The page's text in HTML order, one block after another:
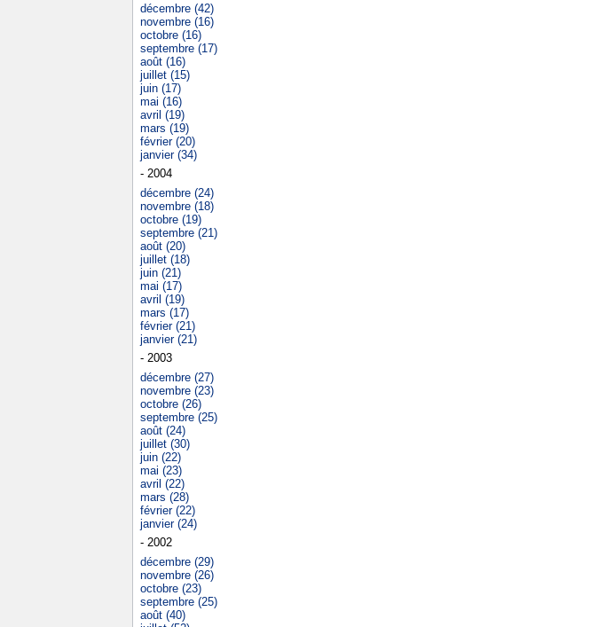
décembre (42)
novembre (16)
octobre (16)
septembre (17)
août (16)
juillet (15)
juin (17)
mai (16)
avril (19)
mars (19)
février (20)
janvier (34)
- 2004
décembre (24)
novembre (18)
octobre (19)
septembre (21)
août (20)
juillet (18)
juin (21)
mai (17)
avril (19)
mars (17)
février (21)
janvier (21)
- 2003
décembre (27)
novembre (23)
octobre (26)
septembre (25)
août (24)
juillet (30)
juin (22)
mai (23)
avril (22)
mars (28)
février (22)
janvier (24)
- 2002
décembre (29)
novembre (26)
octobre (23)
septembre (25)
août (40)